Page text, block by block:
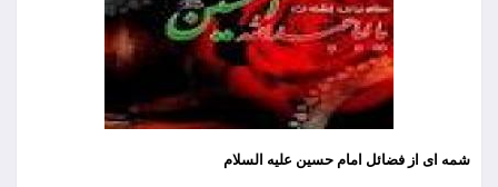
شمه ای از فضائل امام حسین علیه السلام